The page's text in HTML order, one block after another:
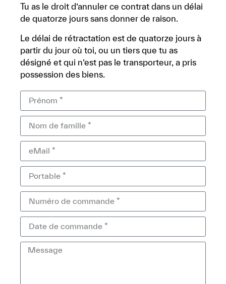
Tu as le droit d’annuler ce contrat dans un délai
de quatorze jours sans donner de raison.
Le délai de rétractation est de quatorze jours à
partir du jour où toi, ou un tiers que tu as
désigné et qui n’est pas le transporteur, a pris
possession des biens.